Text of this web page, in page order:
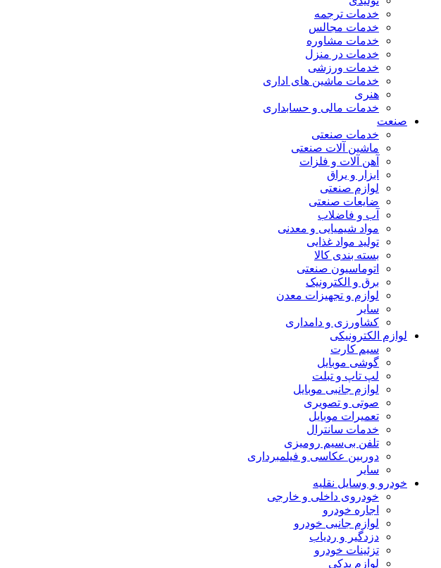
خدمات ترجمه
خدمات مجالس
خدمات مشاوره
خدمات در منزل
خدمات ورزشی
خدمات ماشین های اداری
هنری
خدمات مالی و حسابداری
صنعت
خدمات صنعتی
ماشین آلات صنعتی
آهن آلات و فلزات
ابزار و یراق
لوازم صنعتی
ضایعات صنعتی
آب و فاضلاب
مواد شیمیایی و معدنی
تولید مواد غذایی
بسته بندی کالا
اتوماسیون صنعتی
برق و الکترونیک
لوازم و تجهیزات معدن
سایر
کشاورزی و دامداری
لوازم الکترونیکی
سیم کارت
گوشی موبایل
لپ تاپ و تبلت
لوازم جانبی موبایل
صوتی و تصویری
تعمیرات موبایل
خدمات سانترال
تلفن بی‌سیم رومیزی
دوربین عکاسی و فیلمبرداری
سایر
خودرو و وسایل نقلیه
خودروی داخلی و خارجی
اجاره خودرو
لوازم جانبی خودرو
دزدگیر و ردیاب
تزئینات خودرو
لوازم یدکی